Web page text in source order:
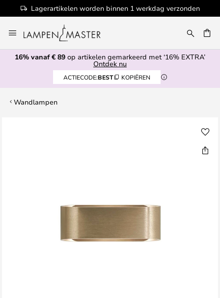
Lagerartikelen worden binnen 1 werkdag verzonden
naar
de
inhoud
16% vanaf € 89 op artikelen gemarkeerd met ‘16% EXTRA’
Ontdek nu
ACTIECODE:BEST KOPIËREN
Wandlampen